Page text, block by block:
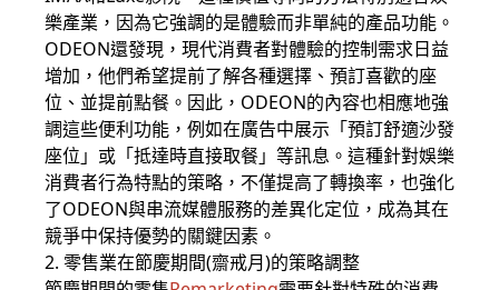
樂產業，因為它強調的是體驗而非單純的產品功能。
ODEON還發現，現代消費者對體驗的控制需求日益
增加，他們希望提前了解各種選擇、預訂喜歡的座
位、並提前點餐。因此，ODEON的內容也相應地強
調這些便利功能，例如在廣告中展示「預訂舒適沙發
座位」或「抵達時直接取餐」等訊息。這種針對娛樂
消費者行為特點的策略，不僅提高了轉換率，也強化
了ODEON與串流媒體服務的差異化定位，成為其在
競爭中保持優勢的關鍵因素。
2. 零售業在節慶期間(齋戒月)的策略調整